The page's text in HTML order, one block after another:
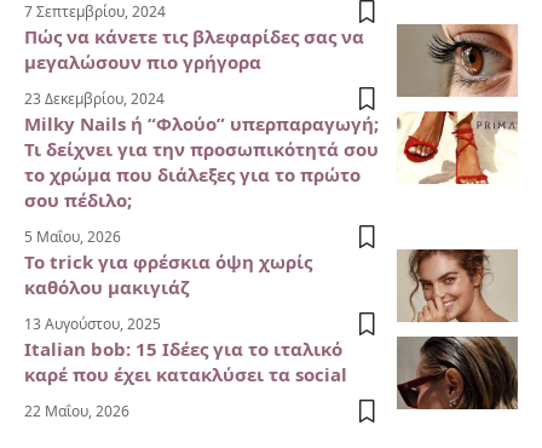
7 Σεπτεμβρίου, 2024
Πώς να κάνετε τις βλεφαρίδες σας να
μεγαλώσουν πιο γρήγορα
23 Δεκεμβρίου, 2024
Milky Nails ή “Φλούο” υπερπαραγωγή;
Τι δείχνει για την προσωπικότητά σου
το χρώμα που διάλεξες για το πρώτο
σου πέδιλο;
5 Μαΐου, 2026
Το trick για φρέσκια όψη χωρίς
καθόλου μακιγιάζ
13 Αυγούστου, 2025
Italian bob: 15 Ιδέες για το ιταλικό
καρέ που έχει κατακλύσει τα social
22 Μαΐου, 2026